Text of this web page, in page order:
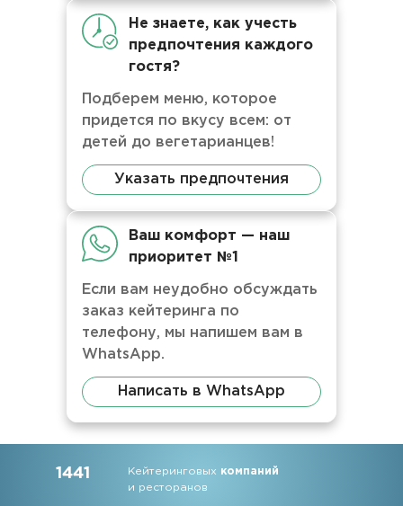
Не знаете, как учесть
предпочтения каждого
гостя?
Подберем меню, которое
придется по вкусу всем: от
детей до вегетарианцев!
Указать предпочтения
Ваш комфорт — наш
приоритет №1
Если вам неудобно обсуждать
заказ кейтеринга по
телефону, мы напишем вам в
WhatsApp.
Написать в WhatsApp
1441 Кейтеринговых компаний
и ресторанов